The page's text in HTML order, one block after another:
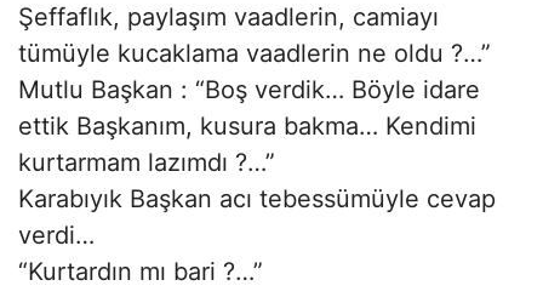
Şeffaflık, paylaşım vaadlerin, camiayı
tümüyle kucaklama vaadlerin ne oldu ?…”
Mutlu Başkan : “Boş verdik… Böyle idare
ettik Başkanım, kusura bakma… Kendimi
kurtarmam lazımdı ?…”
Karabıyık Başkan acı tebessümüyle cevap
verdi…
“Kurtardın mı bari ?…”